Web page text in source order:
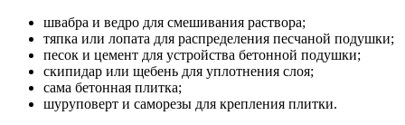
швабра и ведро для смешивания раствора;
тяпка или лопата для распределения песчаной подушки;
песок и цемент для устройства бетонной подушки;
скипидар или щебень для уплотнения слоя;
сама бетонная плитка;
шуруповерт и саморезы для крепления плитки.